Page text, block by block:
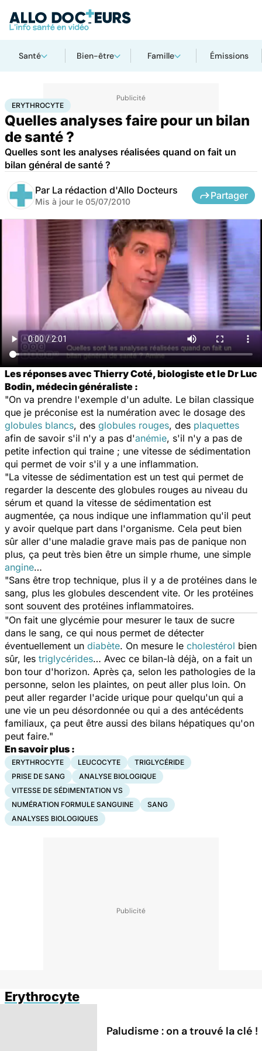
Santé Bien-être Famille Émissions
AccueilSantéMaladies Erythrocyte
ERYTHROCYTE
Quelles analyses faire pour un bilan
de santé ?
Quelles sont les analyses réalisées quand on fait un
bilan général de santé ?
Par La rédaction d'Allo Docteurs
Mis à jour le 05/07/2010
Partager
Les réponses avec Thierry Coté, biologiste et le Dr Luc
Bodin, médecin généraliste :
"On va prendre l'exemple d'un adulte. Le bilan classique
que je préconise est la numération avec le dosage des
globules blancs, des globules rouges, des plaquettes
afin de savoir s'il n'y a pas d'anémie, s'il n'y a pas de
petite infection qui traine ; une vitesse de sédimentation
qui permet de voir s'il y a une inflammation.
"La vitesse de sédimentation est un test qui permet de
regarder la descente des globules rouges au niveau du
sérum et quand la vitesse de sédimentation est
augmentée, ça nous indique une inflammation qu'il peut
y avoir quelque part dans l'organisme. Cela peut bien
sûr aller d'une maladie grave mais pas de panique non
plus, ça peut très bien être un simple rhume, une simple
angine…
"Sans être trop technique, plus il y a de protéines dans le
sang, plus les globules descendent vite. Or les protéines
sont souvent des protéines inflammatoires.
"On fait une glycémie pour mesurer le taux de sucre
dans le sang, ce qui nous permet de détecter
éventuellement un diabète. On mesure le cholestérol bien
sûr, les triglycérides… Avec ce bilan-là déjà, on a fait un
bon tour d'horizon. Après ça, selon les pathologies de la
personne, selon les plaintes, on peut aller plus loin. On
peut aller regarder l'acide urique pour quelqu'un qui a
une vie un peu désordonnée ou qui a des antécédents
familiaux, ça peut être aussi des bilans hépatiques qu'on
peut faire."
En savoir plus :
ERYTHROCYTE LEUCOCYTE
TRIGLYCÉRIDE
PRISE DE SANG
ANALYSE BIOLOGIQUE
VITESSE DE SÉDIMENTATION VS
NUMÉRATION FORMULE SANGUINE
SANG
ANALYSES BIOLOGIQUES
Erythrocyte
Paludisme : on a trouvé la clé !